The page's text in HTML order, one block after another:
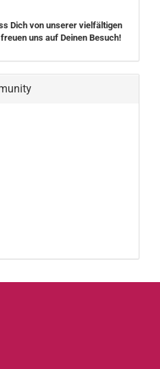
Dich von unserer vielfältigen
uns auf Deinen Besuch!